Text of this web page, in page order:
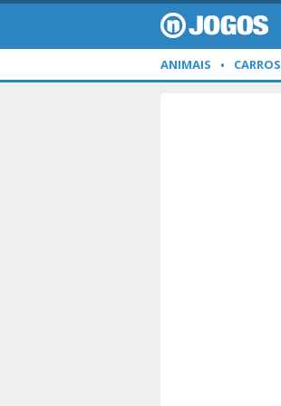
ANIMAIS CARROS